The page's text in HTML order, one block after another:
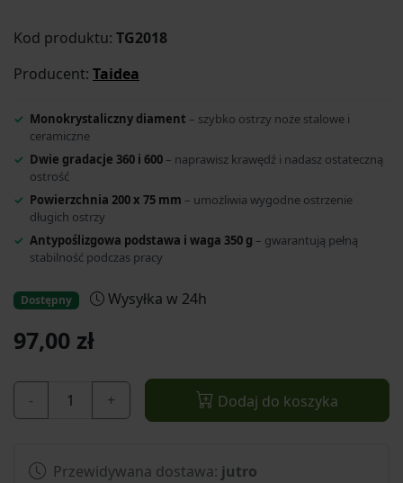
Kod produktu: TG2018
Producent: Taidea
Monokrystaliczny diament – szybko ostrzy noże stalowe i
ceramiczne
Dwie gradacje 360 i 600 – naprawisz krawędź i nadasz ostateczną
ostrość
Powierzchnia 200 x 75 mm – umożliwia wygodne ostrzenie
długich ostrzy
Antypoślizgowa podstawa i waga 350 g – gwarantują pełną
stabilność podczas pracy
Dostępny Wysyłka w 24h
97,00 zł
- + Dodaj do koszyka
Przewidywana dostawa: jutro